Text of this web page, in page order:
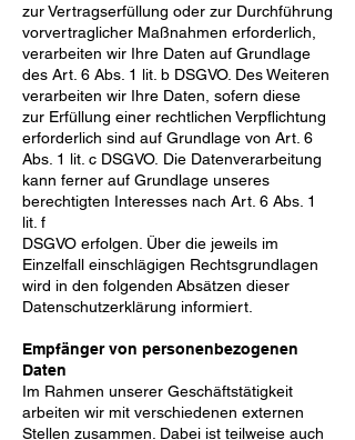
zurVertragserfüllung oder zur Durchführung
vorvertraglicher Maßnahmen erforderlich,
verarbeiten wir Ihre Daten auf Grundlage
des Art. 6 Abs. 1 lit. b DSGVO. Des Weiteren
verarbeiten wir Ihre Daten, sofern diese
zur Erfüllung einer rechtlichen Verpflichtung
erforderlich sind auf Grundlage von Art. 6
Abs. 1 lit. c DSGVO. Die Datenverarbeitung
kann ferner auf Grundlage unseres
berechtigten Interesses nach Art. 6 Abs. 1
lit. f
DSGVO erfolgen. Über die jeweils im
Einzelfall einschlägigen Rechtsgrundlagen
wird in den folgenden Absätzen dieser
Datenschutzerklärung informiert.
Empfänger von personenbezogenen
Daten
Im Rahmen unserer Geschäftstätigkeit
arbeiten wir mit verschiedenen externen
Stellen zusammen. Dabei ist teilweise auch